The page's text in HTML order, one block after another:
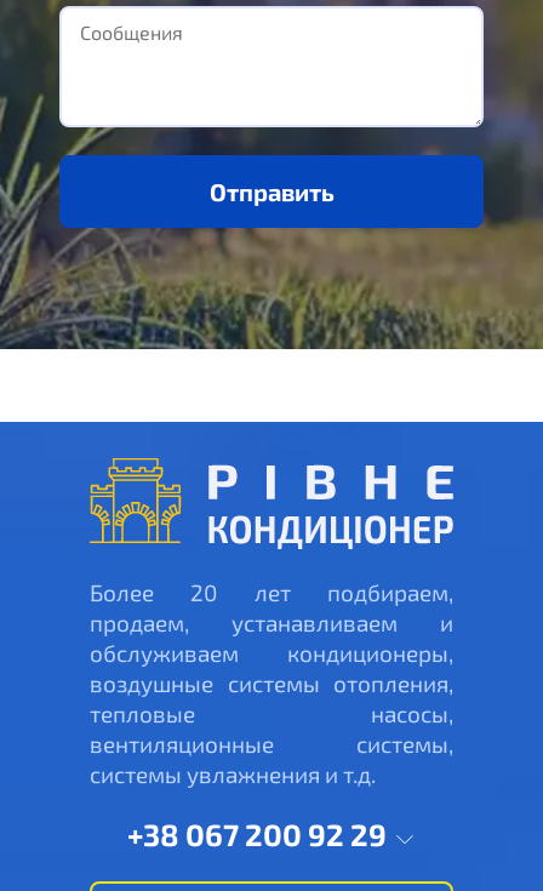
Отправить
Более 20 лет подбираем,
продаем, устанавливаем и
обслуживаем кондиционеры,
воздушные системы отопления,
тепловые насосы,
вентиляционные системы,
системы увлажнения и т.д.
+38 067 200 92 29